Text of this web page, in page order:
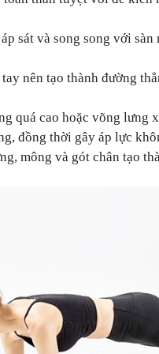
sát và song song với sàn
nên tạo thành đường
quá cao hoặc võng lưng
đồng thời gây áp lực
mông và gót chân tạo